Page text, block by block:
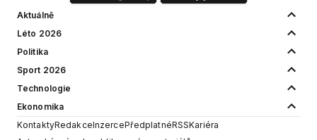
Aktuálně
Léto 2026
Politika
Sport 2026
Technologie
Ekonomika
KontaktyRedakceInzercePředplatnéRSSKariéra